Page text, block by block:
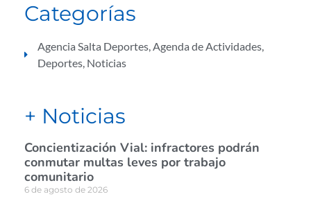
Categorías
Agencia Salta Deportes,Agenda de Actividades,
Deportes, Noticias
+ Noticias
Concientización Vial: infractores podrán
conmutar multas leves por trabajo
comunitario
6 de agosto de 2026